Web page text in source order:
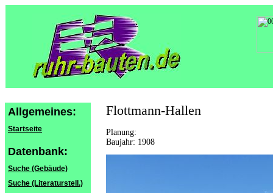
Allgemeines:
Startseite
Datenbank:
Suche (Gebäude)
Suche (Literaturstell.)
Flottmann-Hallen
Planung:
Baujahr: 1908